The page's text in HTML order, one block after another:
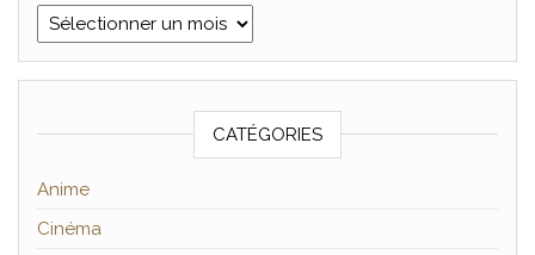
Archives
CATÉGORIES
Anime
Cinéma